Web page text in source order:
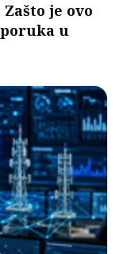
Zašto je ovo
u